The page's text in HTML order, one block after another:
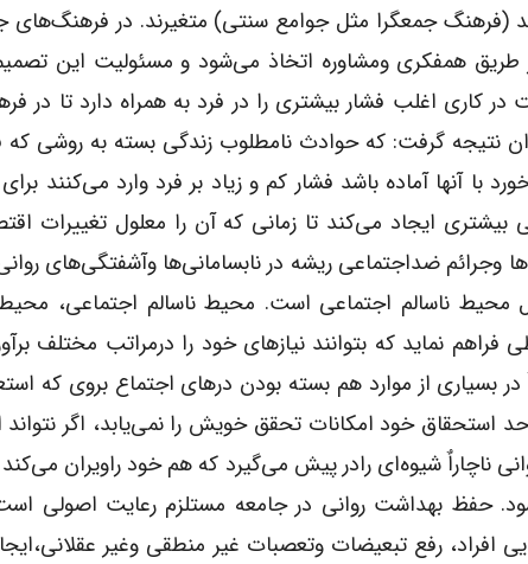
(فرهنگ جمعگرا مثل جوامع سنتی) متغیرند. در فرهنگ‌های
همفکری ومشاوره اتخاذ می‌شود و مسئولیت این
کاری اغلب فشار بیشتری را در فرد به همراه دارد تا
گرفت: که حوادث نامطلوب زندگی بسته به روشی
با آنها آماده باشد فشار کم و زیاد بر فرد وارد می‌کنند
بیشتری ایجاد می‌کند تا زمانی که آن را معلول تغییرات
وجرائم ضداجتماعی ریشه در نابسامانی‌ها وآشفتگی‌های
محیط ناسالم اجتماعی است. محیط ناسالم اجتماعی،
فراهم نماید که بتوانند نیازهای خود را درمراتب مختلف
بسیاری از موارد هم بسته بودن درهای اجتماع بروی که
استحقاق خود امکانات تحقق خویش را نمی‌یابد، اگر نتواند
روانی ناچاراٌ شیوه‌ای رادر پیش می‌گیرد که هم خود راویران
حفظ بهداشت روانی در جامعه مستلزم رعایت اصولی
افراد، رفع تبعیضات وتعصبات غیر منطقی وغیر